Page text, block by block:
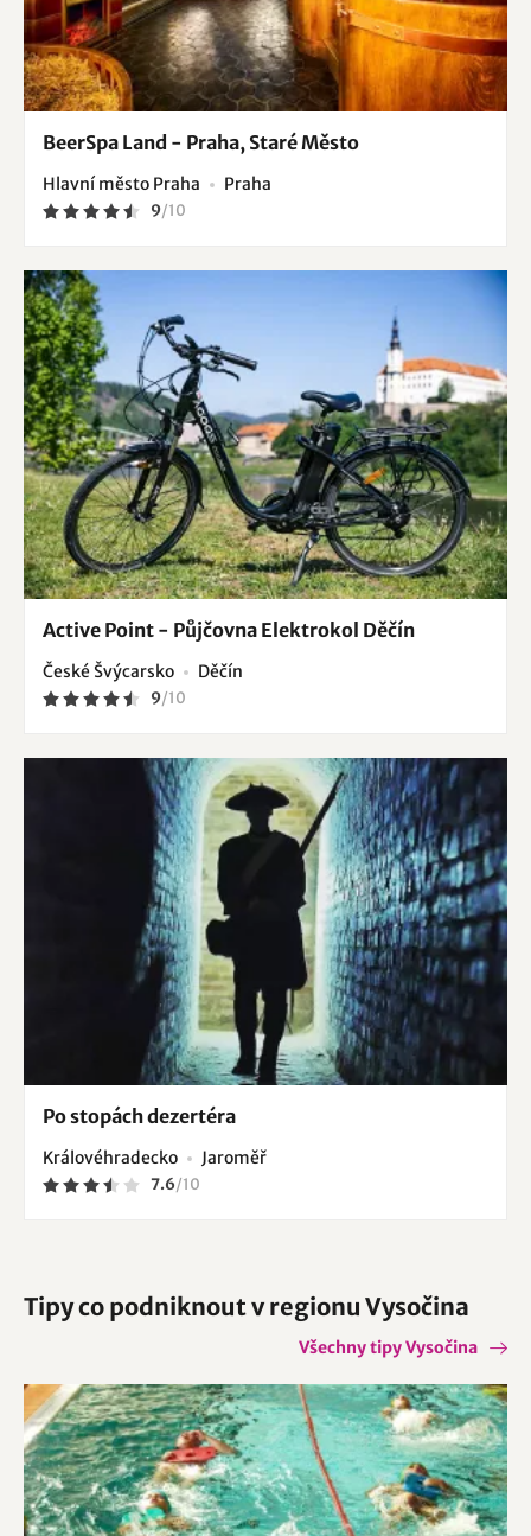
BeerSpa Land - Praha, Staré Město
Hlavní město Praha Praha
9/10
Active Point - Půjčovna Elektrokol Děčín
České Švýcarsko Děčín
9/10
Po stopách dezertéra
Královéhradecko Jaroměř
7.6/10
Tipy co podniknout v regionu Vysočina
Všechny tipy Vysočina